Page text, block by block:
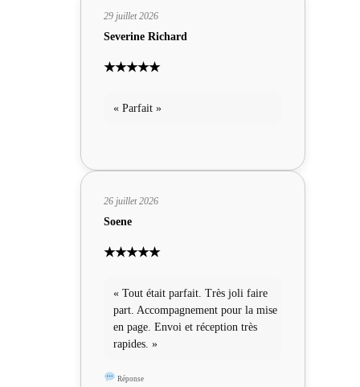
29 juillet 2026
Severine Richard
★★★★★
« Parfait »
26 juillet 2026
Soene
★★★★★
« Tout était parfait. Très joli faire
part. Accompagnement pour la mise
en page. Envoi et réception très
rapides. »
Réponse